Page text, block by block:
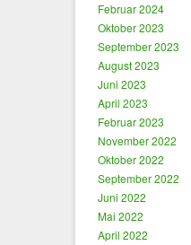
Februar 2024
Oktober 2023
September 2023
August 2023
Juni 2023
April 2023
Februar 2023
November 2022
Oktober 2022
September 2022
Juni 2022
Mai 2022
April 2022